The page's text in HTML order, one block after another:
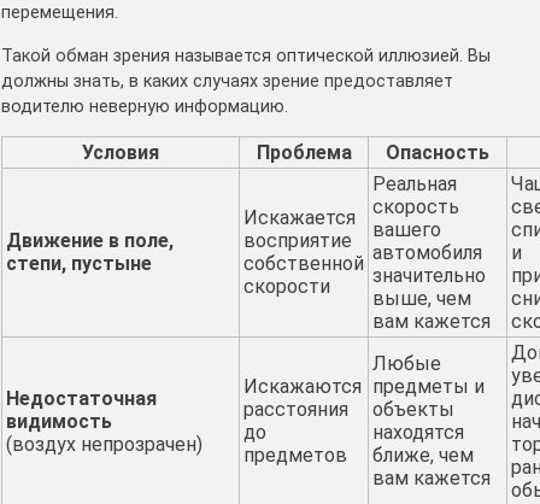
перемещения.
Такой обман зрения называется оптической иллюзией. Вы
должны знать, в каких случаях зрение предоставляет
водителю неверную информацию.
Условия Проблема Опасность
Движение в поле,
степи, пустыне
Искажается
восприятие
собственной
скорости
Реальная
скорость
вашего
автомобиля
значительно
выше, чем
вам кажется
и
Недостаточная
видимость
(воздух непрозрачен)
Искажаются
расстояния
до
предметов
Любые
предметы и
объекты
находятся
ближе, чем
вам кажется